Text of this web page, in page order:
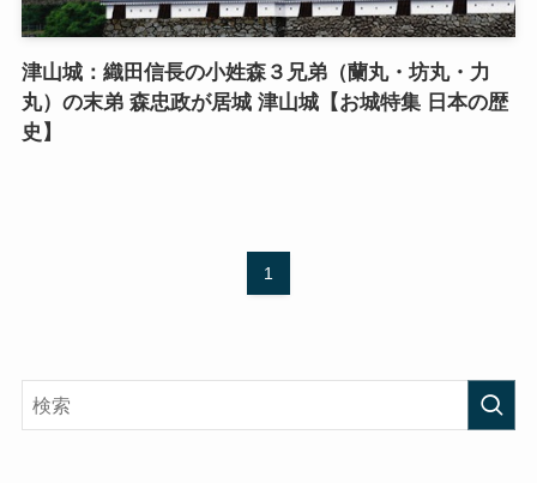
津山城：織田信長の小姓森３兄弟（蘭丸・坊丸・力
丸）の末弟 森忠政が居城 津山城【お城特集 日本の歴
史】
1